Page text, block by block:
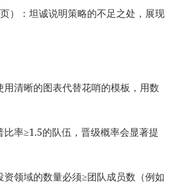
）：坦诚说明策略的不足之处，展现
用清晰的图表代替花哨的模板，用数
比率≥1.5的队伍，晋级概率会显著提
资领域的数量必须≥团队成员数（例如